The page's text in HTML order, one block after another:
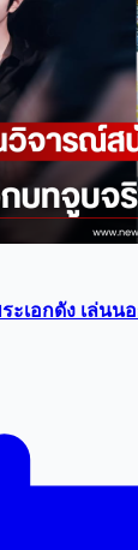
เอกดัง เล่นน